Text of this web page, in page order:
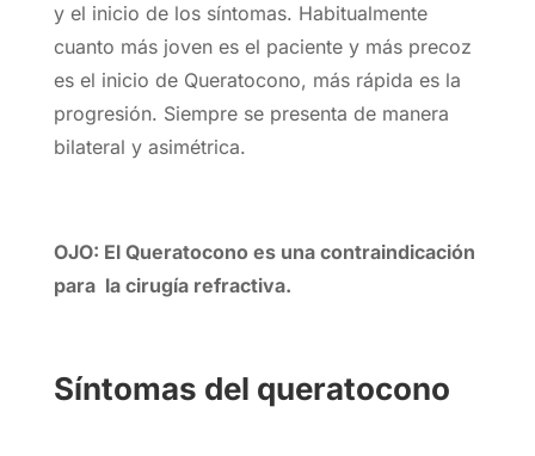
y el inicio de los síntomas. Habitualmente
cuanto más joven es el paciente y más precoz
es el inicio de Queratocono, más rápida es la
progresión. Siempre se presenta de manera
bilateral y asimétrica.
OJO: El Queratocono es una contraindicación
para la cirugía refractiva.
Síntomas del queratocono